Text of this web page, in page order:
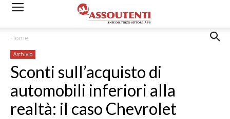
Home
Archivio
Sconti sull’acquisto di
automobili inferiori alla
realtà: il caso Chevrolet